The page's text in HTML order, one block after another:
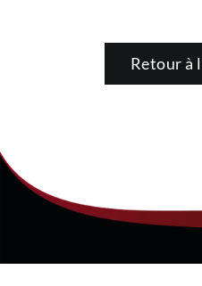
Retour à